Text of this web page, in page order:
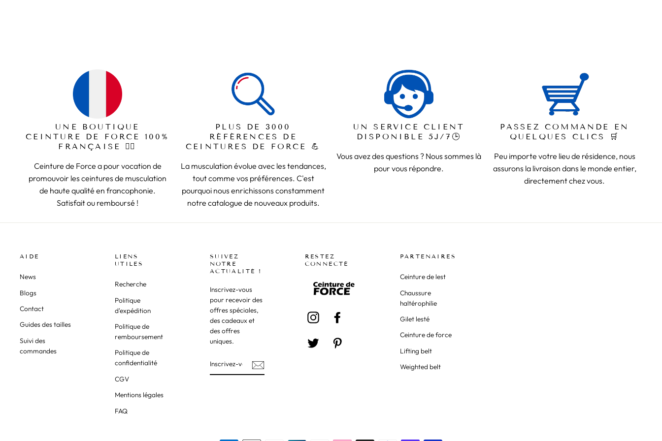
Tu savais que la couleur de l'honneur est le pourpre ? Sa tombe bien, on te propose une ceinture de force pourpreque tu pourras porter avec dignité et si ça t'intéresse on a
même unecollection dédiée à ce type d'article.
UNE BOUTIQUE
CEINTURE DE FORCE 100%
FRANÇAISE 🏋️‍♂️
Ceinture de Force a pour vocation de
promouvoir les ceintures de musculation
de haute qualité en francophonie.
Satisfait ou remboursé !
PLUS DE 3000
RÉFÉRENCES DE
CEINTURES DE FORCE 💪
La musculation évolue avec les tendances,
tout comme vos préférences. C'est
pourquoi nous enrichissons constamment
notre catalogue de nouveaux produits.
UN SERVICE CLIENT
DISPONIBLE 5J/7🕒
Vous avez des questions ? Nous sommes là
pour vous répondre.
PASSEZ COMMANDE EN
QUELQUES CLICS 🛒
Peu importe votre lieu de résidence, nous
assurons la livraison dans le monde entier,
directement chez vous.
AIDE
News
Blogs
Contact
Guides des tailles
Suivi des
commandes
LIENS
UTILES
Recherche
Politique
d'expédition
Politique de
remboursement
Politique de
confidentialité
CGV
Mentions légales
FAQ
SUIVEZ
NOTRE
ACTUALITÉ !
Inscrivez-vous
pour recevoir des
offres spéciales,
des cadeaux et
des offres
uniques.
RESTEZ
CONNECTÉ
Instagram
Twitter
PARTENAIRES
Ceinture de lest
Chaussure
haltérophilie
Gilet lesté
Ceinture de force
Lifting belt
Weighted belt